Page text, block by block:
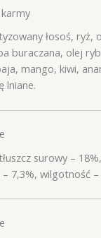
karmy
łosoś, ryż,
buraczana, olej
mango, kiwi,
lniane.
surowy –
7,3%, wilgotność –